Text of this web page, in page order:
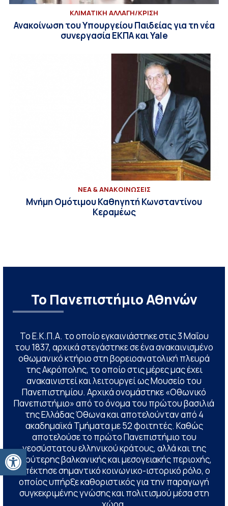
Ανοίξτε τη γραμμή εργαλείων
ΚΛΙΜΑΤΙΚΗ ΑΛΛΑΓΗ/ΚΡΙΣΗ
Ανακοίνωση του Υπουργείου Παιδείας για τη νέα
συνεργασία ΕΚΠΑ και Yale
ΝΕΑ & ΑΝΑΚΟΙΝΩΣΕΙΣ
Μνήμη Ομότιμου Καθηγητή Κωνσταντίνου
Κεραμέως
Το Πανεπιστήμιο Αθηνών
Το Ε.Κ.Π.Α. το οποίο εγκαινιάστηκε στις 3 Μαΐου
του 1837, αρχικά στεγάστηκε σε ένα ανακαινισμένο
οθωμανικό κτήριο στη βορειοανατολική πλευρά
της Ακρόπολης, το οποίο στις μέρες μας έχει
ανακαινιστεί και λειτουργεί ως Μουσείο του
Πανεπιστημίου. Αρχικά ονομάστηκε «Οθωνικό
Πανεπιστήμιο» από το όνομα του πρώτου βασιλιά
της Ελλάδας Όθωνα και αποτελούνταν από 4
ακαδημαϊκά Τμήματα με 52 φοιτητές. Καθώς
αποτελούσε το πρώτο Πανεπιστήμιο του
νεοσύστατου ελληνικού κράτους, αλλά και της
ευρύτερης βαλκανικής και μεσογειακής περιοχής,
απέκτησε σημαντικό κοινωνικο-ιστορικό ρόλο, ο
οποίος υπήρξε καθοριστικός για την παραγωγή
συγκεκριμένης γνώσης και πολιτισμού μέσα στη